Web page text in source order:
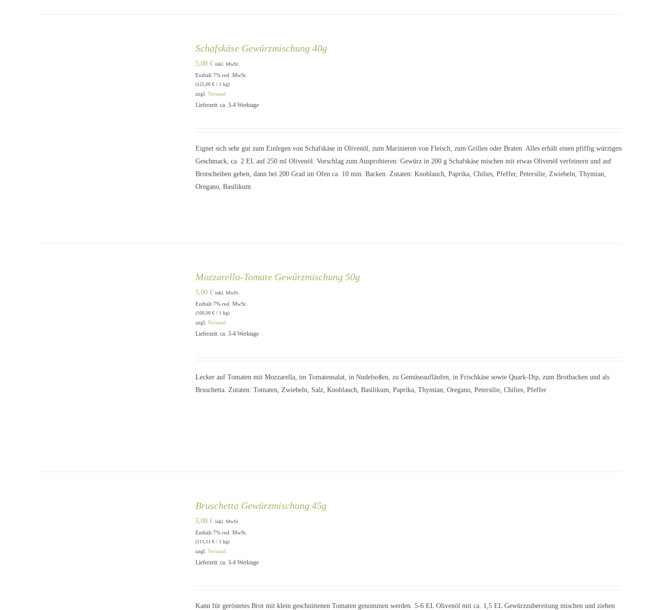
Schafskäse Gewürzmischung 40g
5,00€ inkl. MwSt.
Enthält 7% red. MwSt.
(125,00€ / 1 kg)
zzgl.Versand
Lieferzeit: ca. 3-4 Werktage
Eignet sich sehr gut zum Einlegen von Schafskäse in Olivenöl, zum Marinieren von Fleisch, zum Grillen oder Braten. Alles erhält einen pfiffig würzigen
Geschmack, ca. 2 EL auf 250 ml Olivenöl. Vorschlag zum Ausprobieren: Gewürz in 200 g Schafskäse mischen mit etwas Olivenöl verfeinern und auf
Brotscheiben geben, dann bei 200 Grad im Ofen ca. 10 min. Backen. Zutaten: Knoblauch, Paprika, Chilies, Pfeffer, Petersilie, Zwiebeln, Thymian,
Oregano, Basilikum
Mozzarella-Tomate Gewürzmischung 50g
5,00€ inkl. MwSt.
Enthält 7% red. MwSt.
(100,00€ / 1 kg)
zzgl.Versand
Lieferzeit: ca. 3-4 Werktage
Lecker auf Tomaten mit Mozzarella, im Tomatensalat, in Nudelsoßen, zu Gemüseaufläufen, in Frischkäse sowie Quark-Dip, zum Brotbacken und als
Bruschetta. Zutaten: Tomaten, Zwiebeln, Salz, Knoblauch, Basilikum, Paprika, Thymian, Oregano, Petersilie, Chilies, Pfeffer
Bruschetta Gewürzmischung 45g
5,00€ inkl. MwSt.
Enthält 7% red. MwSt.
(111,11€ / 1 kg)
zzgl.Versand
Lieferzeit: ca. 3-4 Werktage
Kann für geröstetes Brot mit klein geschnittenen Tomaten genommen werden. 5-6 EL Olivenöl mit ca. 1,5 EL Gewürzzubereitung mischen und ziehen